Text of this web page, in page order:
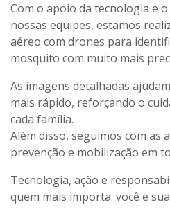
Com o apoio da tecnologia e
nossas equipes, estamos
aéreo com drones para
mosquito com muito mais
As imagens detalhadas
mais rápido, reforçando o
cada família.
Além disso, seguimos com as
prevenção e mobilização em
Tecnologia, ação e
quem mais importa: você e